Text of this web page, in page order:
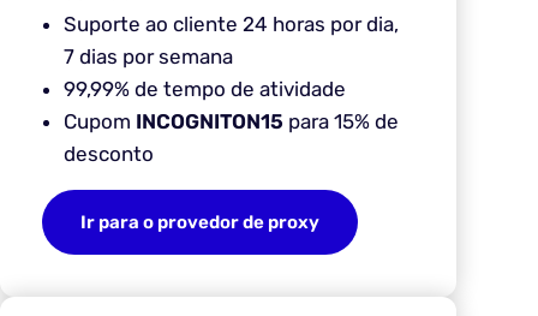
Suporte ao cliente 24 horas por dia,
7 dias por semana
99,99% de tempo de atividade
Cupom INCOGNITON15 para 15% de
desconto
Ir para o provedor de proxy